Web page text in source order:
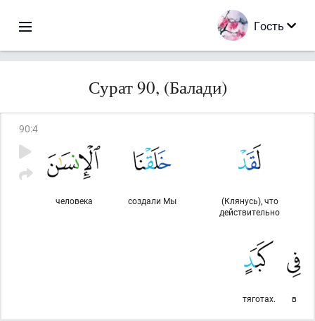
Гость
Сурат 90, (Балади)
90:4
(Клянусь), что
действительно
создали Мы
человека
в
тяготах.